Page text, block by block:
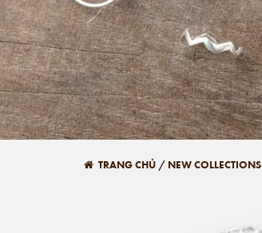
TRANG CHỦ / NEW COLLECTIONS